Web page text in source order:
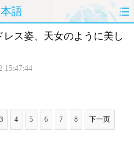
語
政治 経済
レス姿、天女のように美し
15:47:44
3 4 5 6 7 8 下一页